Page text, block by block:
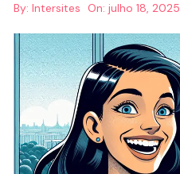
By: Intersites On:julho 18, 2025